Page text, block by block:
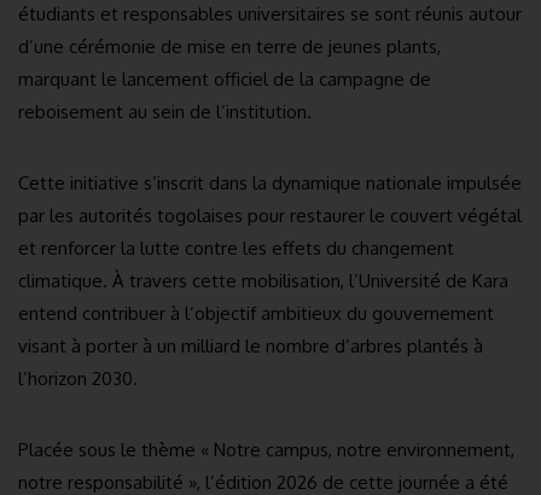
étudiants et responsables universitaires se sont réunis autour
d’une cérémonie de mise en terre de jeunes plants,
marquant le lancement officiel de la campagne de
reboisement au sein de l’institution.
Cette initiative s’inscrit dans la dynamique nationale impulsée
par les autorités togolaises pour restaurer le couvert végétal
et renforcer la lutte contre les effets du changement
climatique. À travers cette mobilisation, l’Université de Kara
entend contribuer à l’objectif ambitieux du gouvernement
visant à porter à un milliard le nombre d’arbres plantés à
l’horizon 2030.
Placée sous le thème « Notre campus, notre environnement,
notre responsabilité », l’édition 2026 de cette journée a été